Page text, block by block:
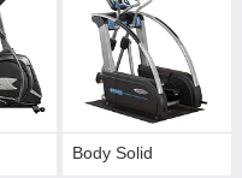
Body Solid